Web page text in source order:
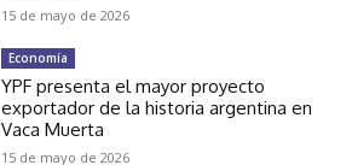
15 de mayo de 2026
Economía
YPF presenta el mayor proyecto
exportador de la historia argentina en
Vaca Muerta
15 de mayo de 2026